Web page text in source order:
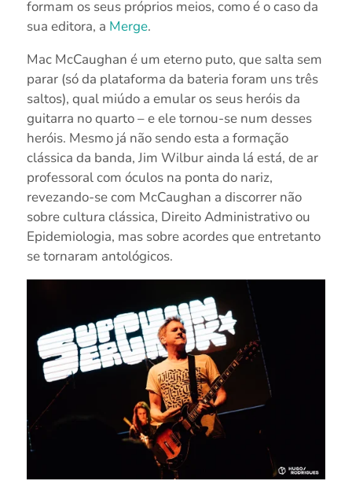
formam os seus próprios meios, como é o caso da
sua editora, a Merge.
Mac McCaughan é um eterno puto, que salta sem
parar (só da plataforma da bateria foram uns três
saltos), qual miúdo a emular os seus heróis da
guitarra no quarto – e ele tornou-se num desses
heróis. Mesmo já não sendo esta a formação
clássica da banda, Jim Wilbur ainda lá está, de ar
professoral com óculos na ponta do nariz,
revezando-se com McCaughan a discorrer não
sobre cultura clássica, Direito Administrativo ou
Epidemiologia, mas sobre acordes que entretanto
se tornaram antológicos.